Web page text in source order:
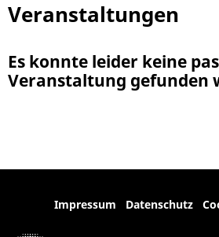
Veranstaltungen
Es konnte leider keine
Veranstaltung gefunden
Impressum Datenschutz